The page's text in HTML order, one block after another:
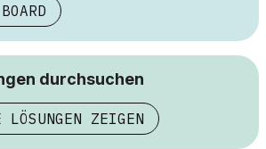
durchsuchen
LÖSUNGEN ZEIGEN